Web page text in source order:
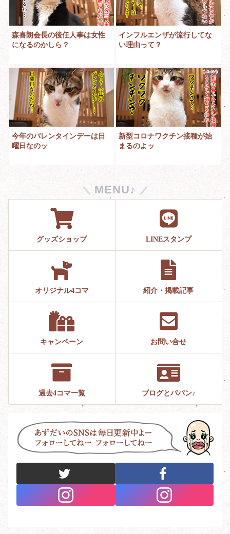
森喜朗会長の後任人事は女性
になるのかしら？
インフルエンザが流行してな
い理由って？
今年のバレンタインデーは日
曜日なのッ
新型コロナワクチン接種が始
まるのよッ
MENU♪
グッズショップ LINEスタンプ
オリジナル4コマ 紹介・掲載記事
キャンペーン お問い合せ
過去4コマ一覧 ブログとパパン♪